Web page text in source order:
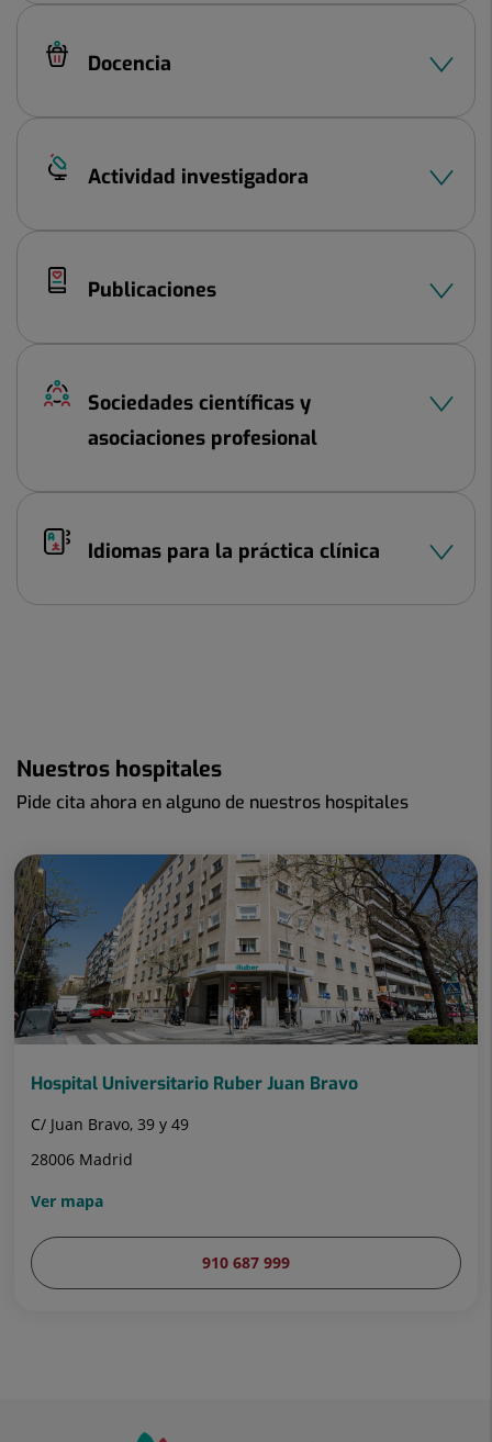
Docencia
Actividad investigadora
Publicaciones
Sociedades científicas y
asociaciones profesional
Idiomas para la práctica clínica
Nuestros hospitales
Pide cita ahora en alguno de nuestros hospitales
Hospital Universitario Ruber Juan Bravo
C/ Juan Bravo, 39 y 49
28006 Madrid
Ver mapa
910 687 999